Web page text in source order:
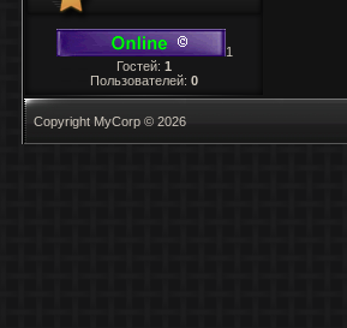
1
Гостей: 1
Пользователей: 0
Copyright MyCorp © 2026